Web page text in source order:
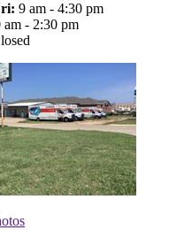
9 am - 4:30 pm
am - 2:30 pm